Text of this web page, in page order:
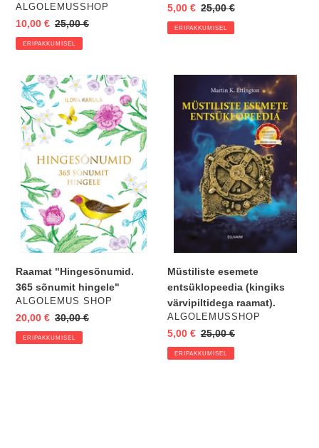
VENDOR
ALGOLEMUSSHOP
Eripakkumine
10,00 € Regular
price
25,00 €
ERIPAKKUMISEL
Eripakkumine
5,00 € Regular
price
25,00 €
ERIPAKKUMISEL
Raamat
"Hingesõnumid.
365
sõnumit
hingele"
Raamat "Hingesõnumid.
365 sõnumit hingele"
VENDOR
ALGOLEMUS SHOP
Eripakkumine
20,00 € Regular
price
30,00 €
ERIPAKKUMISEL
entsüklopeedia
(kingiks
värvipiltidega
raamat).
Müstiliste esemete
entsüklopeedia (kingiks
värvipiltidega raamat).
VENDOR
ALGOLEMUSSHOP
Eripakkumine
5,00 € Regular
price
25,00 €
ERIPAKKUMISEL